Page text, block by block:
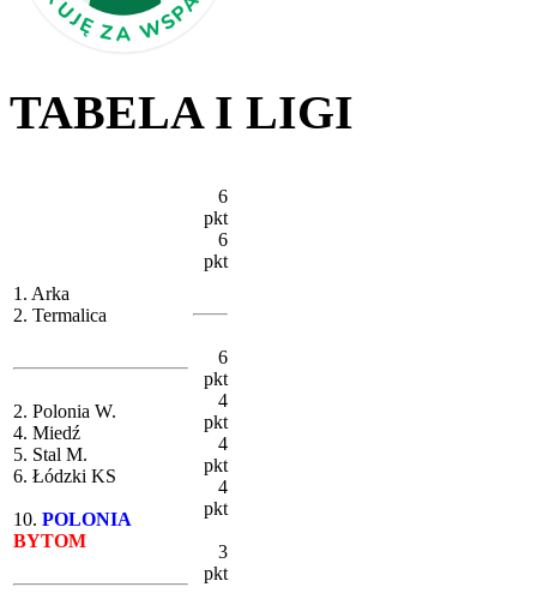
TABELA I LIGI
1. Arka
2. Termalica
2. Polonia W.
4. Miedź
5. Stal M.
6. Łódzki KS
10. POLONIA
BYTOM
6
pkt
6
pkt
6
pkt
4
pkt
4
pkt
4
pkt
3
pkt